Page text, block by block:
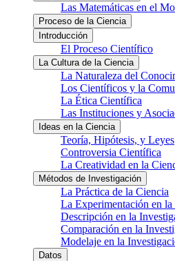
Las Matemáticas en el
Proceso de la Ciencia
Introducción
El Proceso Científico
La Cultura de la Ciencia
La Naturaleza del
Los Científicos y la
La Ética Científica
Las Instituciones y
Ideas en la Ciencia
Teoría, Hipótesis, y Leyes
Controversia Científica
La Creatividad en la
Métodos de Investigación
La Práctica de la Ciencia
La Experimentación en
Descripción en la
Comparación en la
Modelaje en la
Datos